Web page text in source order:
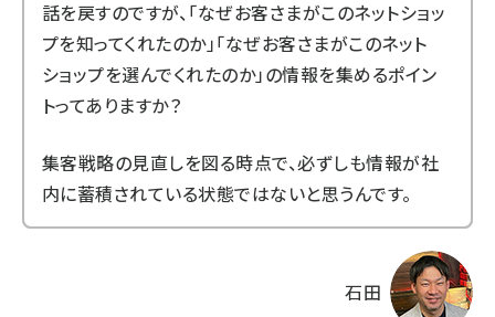
話を戻すのですが、「なぜお客さまがこのネットショッ
プを知ってくれたのか」「なぜお客さまがこのネット
ショップを選んでくれたのか」の情報を集めるポイン
トってありますか？
集客戦略の見直しを図る時点で、必ずしも情報が社
内に蓄積されている状態ではないと思うんです。
石田